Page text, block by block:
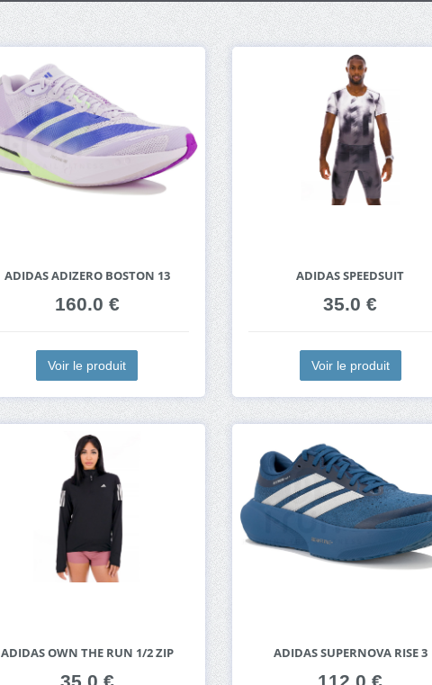
ADIDAS ADIZERO BOSTON 13
160.0 €
Voir le produit
ADIDAS SPEEDSUIT
35.0 €
Voir le produit
ADIDAS OWN THE RUN 1/2 ZIP ADIDAS SUPERNOVA RISE 3